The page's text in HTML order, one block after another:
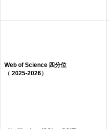
Web of Science 四分位
（ 2025-2026）